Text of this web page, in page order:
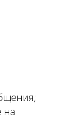
на